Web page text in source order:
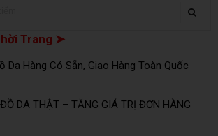
Trang ➤
Da Hàng Có Sẵn, Giao Hàng Toàn Quốc
DA THẬT – TĂNG GIÁ TRỊ ĐƠN HÀNG